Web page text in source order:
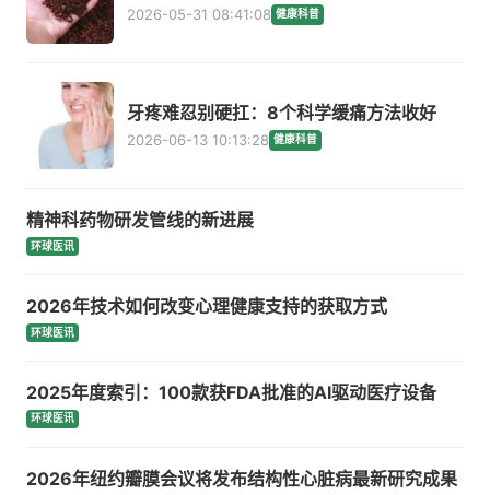
2026-05-31 08:41:08 健康科普
牙疼难忍别硬扛：8个科学缓痛方法收好
2026-06-13 10:13:28 健康科普
精神科药物研发管线的新进展
环球医讯
2026年技术如何改变心理健康支持的获取方式
环球医讯
2025年度索引：100款获FDA批准的AI驱动医疗设备
环球医讯
2026年纽约瓣膜会议将发布结构性心脏病最新研究成果